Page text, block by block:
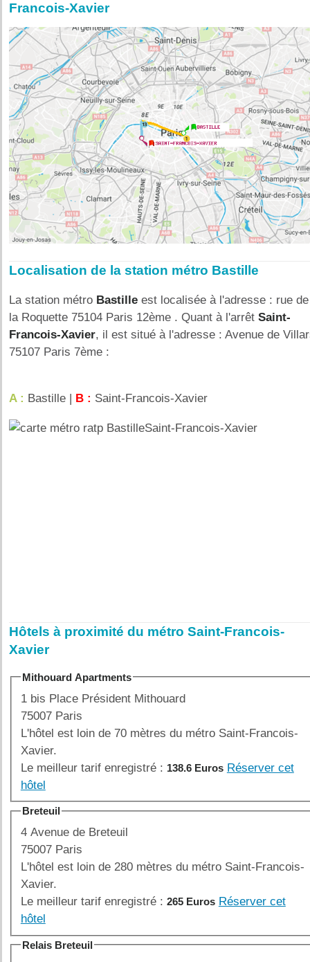
Francois-Xavier
Localisation de la station métro Bastille
La station métro Bastille est localisée à l'adresse : rue de
la Roquette 75104 Paris 12ème . Quant à l'arrêt Saint-
Francois-Xavier, il est situé à l'adresse : Avenue de
75107 Paris 7ème :
A : Bastille | B : Saint-Francois-Xavier
Hôtels à proximité du métro Saint-Francois-
Xavier
Mithouard Apartments
1 bis Place Président Mithouard
75007 Paris
L'hôtel est loin de 70 mètres du métro Saint-Francois-
Xavier.
Le meilleur tarif enregistré : 138.6 Euros Réserver cet
hôtel
Breteuil
4 Avenue de Breteuil
75007 Paris
L'hôtel est loin de 280 mètres du métro Saint-Francois-
Xavier.
Le meilleur tarif enregistré : 265 Euros Réserver cet
hôtel
Relais Breteuil